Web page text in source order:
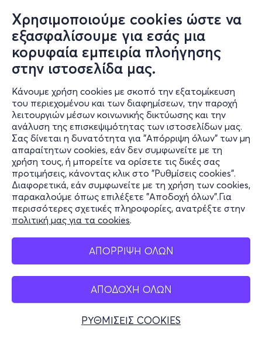
Χρησιμοποιούμε cookies ώστε να
εξασφαλίσουμε για εσάς μια
κορυφαία εμπειρία πλοήγησης
στην ιστοσελίδα μας.
Κάνουμε χρήση cookies με σκοπό την εξατομίκευση
του περιεχομένου και των διαφημίσεων, την παροχή
λειτουργιών μέσων κοινωνικής δικτύωσης και την
ανάλυση της επισκεψιμότητας των ιστοσελίδων μας.
Σας δίνεται η δυνατότητα για "Απόρριψη όλων" των μη
απαραίτητων cookies, εάν δεν συμφωνείτε με τη
χρήση τους, ή μπορείτε να ορίσετε τις δικές σας
προτιμήσεις, κάνοντας κλικ στο "Ρυθμίσεις cookies".
Διαφορετικά, εάν συμφωνείτε με τη χρήση των cookies,
παρακαλούμε όπως επιλέξετε "Αποδοχή όλων".Για
περισσότερες σχετικές πληροφορίες, ανατρέξτε στην
πολιτική μας για τα cookies.
ΑΠΟΡΡΙΨΗ ΟΛΩΝ
ΑΠΟΔΟΧΗ ΟΛΩΝ
ΡΥΘΜΙΣΕΙΣ COOKIES